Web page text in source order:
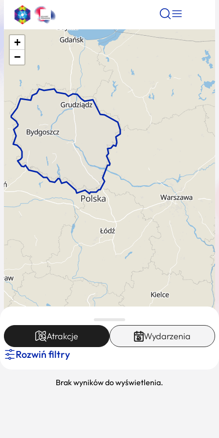
Znajdź atrakcję Znajdź artykuł Znajdź
Znajdź atrakcję
Nazwa atrakcji
Miasto
Kategoria
Wyszukaj
+
−
Leaflet|Mapa dostęna dla K-POT ©
Atrakcje Wydarzenia
Rozwiń filtry
Brak wyników do wyświetlenia.